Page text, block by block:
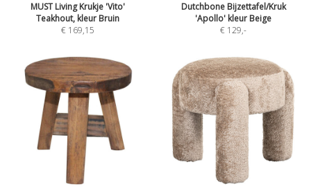
MUST Living Krukje 'Vito'
Teakhout, kleur Bruin
€ 169,15
Dutchbone Bijzettafel/Kruk
'Apollo' kleur Beige
€ 129,-